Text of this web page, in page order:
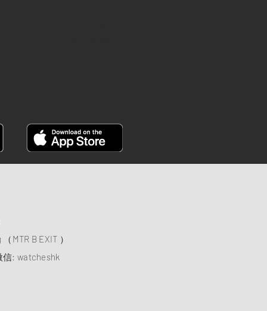
MTR B EXIT ）
信: watcheshk